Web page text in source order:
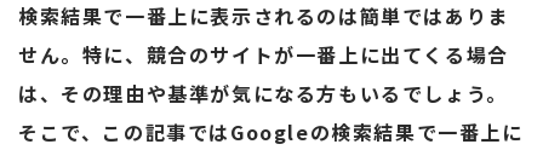
検索結果で一番上に表示されるのは簡単ではありま
せん。特に、競合のサイトが一番上に出てくる場合
は、その理由や基準が気になる方もいるでしょう。
そこで、この記事ではGoogleの検索結果で一番上に